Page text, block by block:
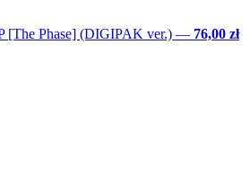
[The Phase] (DIGIPAK ver.) — 76,00 zł